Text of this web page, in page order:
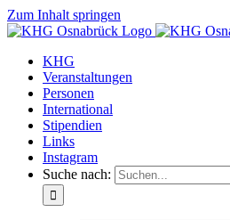
Zum Inhalt springen
KHG
Veranstaltungen
Personen
International
Stipendien
Links
Instagram
Suche nach: